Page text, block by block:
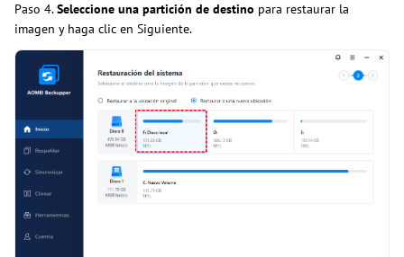
Paso 4.Seleccione una partición de destino para restaurar la
imagen y haga clic en Siguiente.